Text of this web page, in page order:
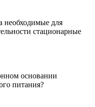
необходимые для
стационарные
основании
питания?